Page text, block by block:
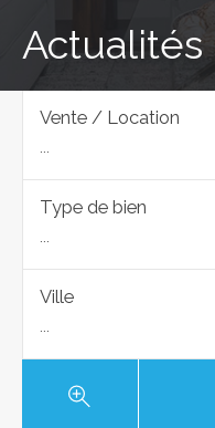
Actualités
Vente / Location
...
Type de bien
...
Ville
...